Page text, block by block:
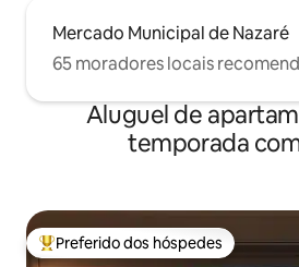
Mercado Municipal de Nazaré
65 moradores locais
Aluguel de
temporada
Entre os melhores preferidos dos
Preferido dos hóspedes